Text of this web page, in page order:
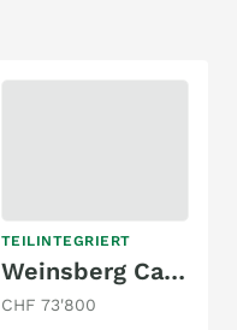
TEILINTEGRIERT
Weinsberg CaraCompact 600 MEG Pepper
CHF 73'800